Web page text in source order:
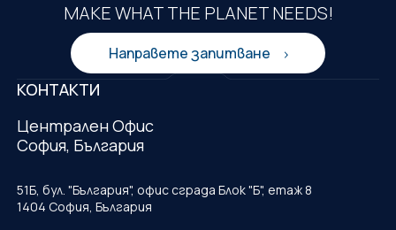
MAKE WHAT THE PLANET NEEDS!
Направете запитване
КОНТАКТИ
Централен Офис
София, България
51Б, бул. "България", офис сграда Блок "Б", етаж 8
1404 София, България